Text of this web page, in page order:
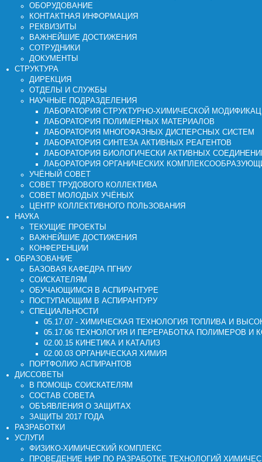
ОБОРУДОВАНИЕ
КОНТАКТНАЯ ИНФОРМАЦИЯ
РЕКВИЗИТЫ
ВАЖНЕЙШИЕ ДОСТИЖЕНИЯ
СОТРУДНИКИ
ДОКУМЕНТЫ
СТРУКТУРА
ДИРЕКЦИЯ
ОТДЕЛЫ И СЛУЖБЫ
НАУЧНЫЕ ПОДРАЗДЕЛЕНИЯ
ЛАБОРАТОРИЯ СТРУКТУРНО-ХИМИЧЕСКОЙ
ЛАБОРАТОРИЯ ПОЛИМЕРНЫХ МАТЕРИАЛОВ
ЛАБОРАТОРИЯ МНОГОФАЗНЫХ ДИСПЕРСНЫХ СИСТЕМ
ЛАБОРАТОРИЯ СИНТЕЗА АКТИВНЫХ РЕАГЕНТОВ
ЛАБОРАТОРИЯ БИОЛОГИЧЕСКИ АКТИВНЫХ
ЛАБОРАТОРИЯ ОРГАНИЧЕСКИХ
УЧЁНЫЙ СОВЕТ
СОВЕТ ТРУДОВОГО КОЛЛЕКТИВА
СОВЕТ МОЛОДЫХ УЧЁНЫХ
ЦЕНТР КОЛЛЕКТИВНОГО ПОЛЬЗОВАНИЯ
НАУКА
ТЕКУЩИЕ ПРОЕКТЫ
ВАЖНЕЙШИЕ ДОСТИЖЕНИЯ
КОНФЕРЕНЦИИ
ОБРАЗОВАНИЕ
БАЗОВАЯ КАФЕДРА ПГНИУ
СОИСКАТЕЛЯМ
ОБУЧАЮЩИМСЯ В АСПИРАНТУРЕ
ПОСТУПАЮЩИМ В АСПИРАНТУРУ
СПЕЦИАЛЬНОСТИ
05.17.07 - ХИМИЧЕСКАЯ ТЕХНОЛОГИЯ ТОПЛИВА И
05.17.06 ТЕХНОЛОГИЯ И ПЕРЕРАБОТКА ПОЛИМЕРОВ И
02.00.15 КИНЕТИКА И КАТАЛИЗ
02.00.03 ОРГАНИЧЕСКАЯ ХИМИЯ
ПОРТФОЛИО АСПИРАНТОВ
ДИССОВЕТЫ
В ПОМОЩЬ СОИСКАТЕЛЯМ
СОСТАВ СОВЕТА
ОБЪЯВЛЕНИЯ О ЗАЩИТАХ
ЗАЩИТЫ 2017 ГОДА
РАЗРАБОТКИ
УСЛУГИ
ФИЗИКО-ХИМИЧЕСКИЙ КОМПЛЕКС
ПРОВЕДЕНИЕ НИР ПО РАЗРАБОТКЕ ТЕХНОЛОГИЙ